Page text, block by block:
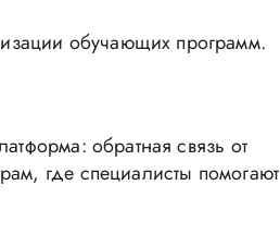
обучающих программ.
обратная связь от
где специалисты помогают